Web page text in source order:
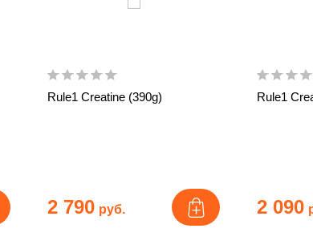
Rule1 Creatine (390g)
2 790 руб.
Rule1
2 090